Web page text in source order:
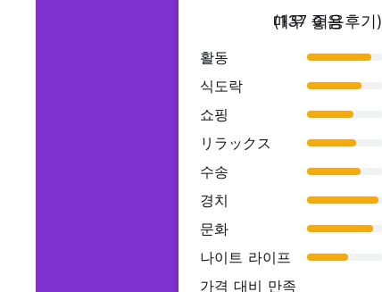
매우 좋음
(137 이용후기)
활동
식도락
쇼핑
リラックス
수송
경치
문화
나이트 라이프
가격 대비 만족